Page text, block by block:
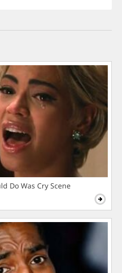
Do Was Cry Scene